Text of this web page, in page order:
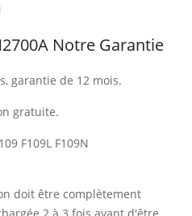
Notre Garantie
garantie de 12 mois.
gratuite.
F109L F109N
doit être complètement